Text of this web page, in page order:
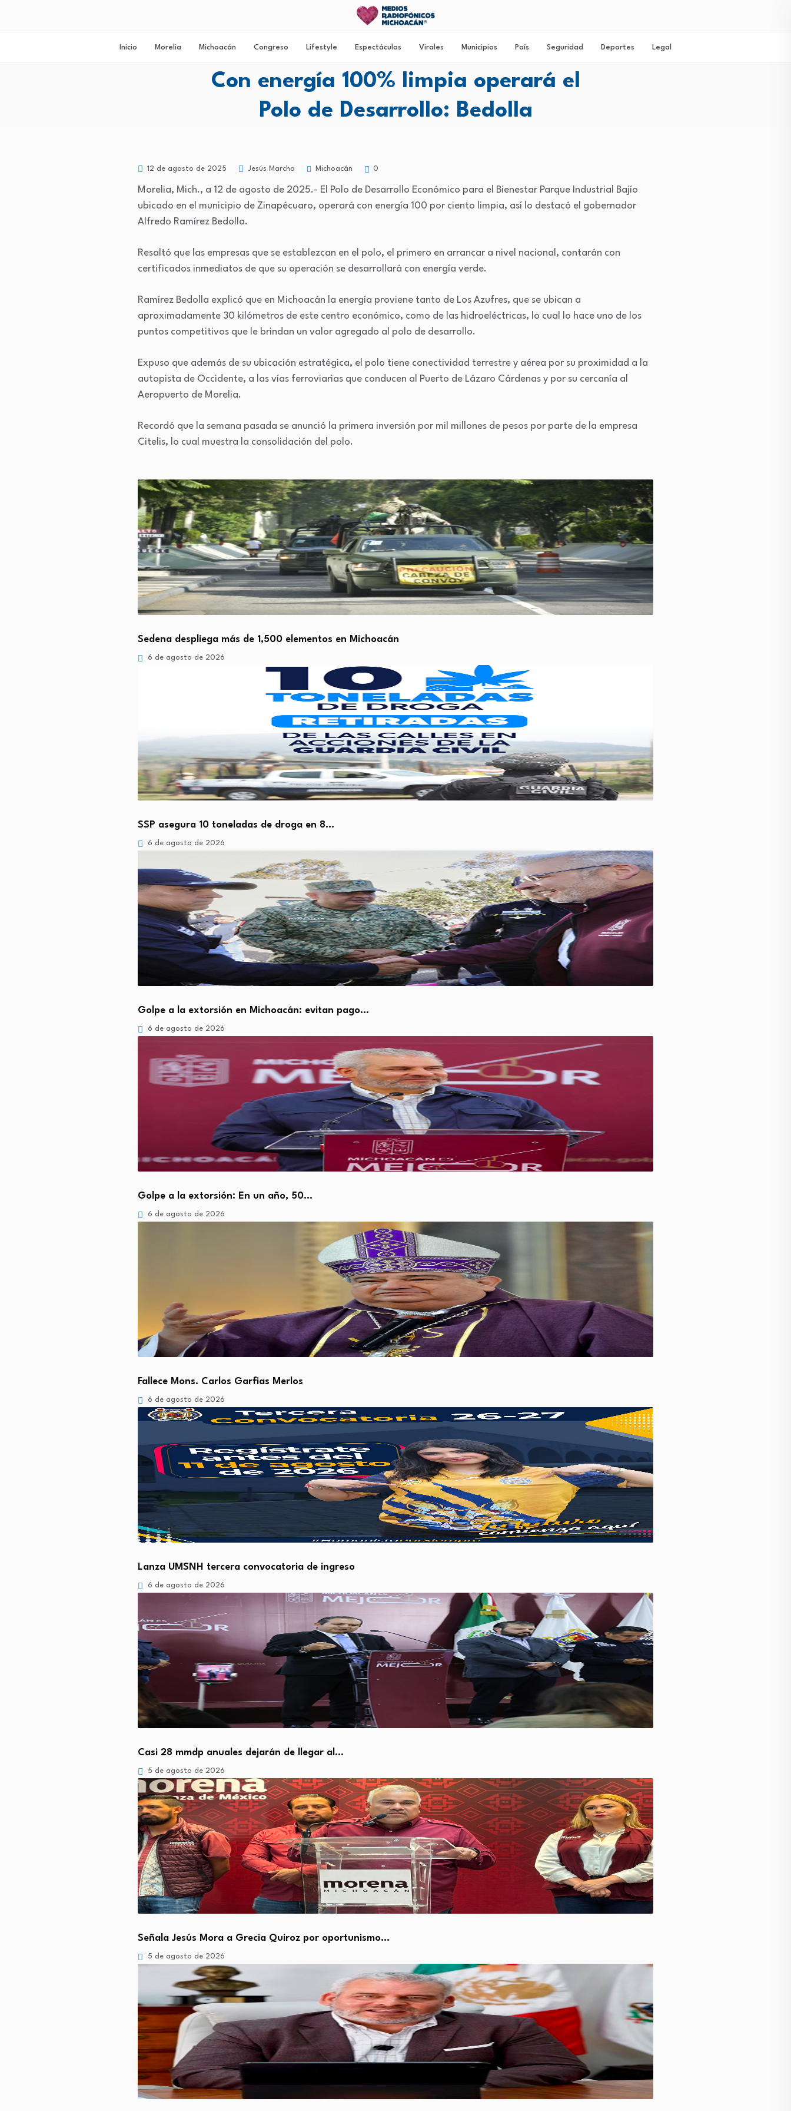
Inicio Morelia Michoacán Congreso Lifestyle Espectáculos Virales Municipios País Seguridad Deportes Legal
Con energía 100% limpia operará el
Polo de Desarrollo: Bedolla
12 de agosto de 2025 Jesús Marcha Michoacán 0
Morelia, Mich., a 12 de agosto de 2025.- El Polo de Desarrollo Económico para el Bienestar Parque Industrial Bajío
ubicado en el municipio de Zinapécuaro, operará con energía 100 por ciento limpia, así lo destacó el gobernador
Alfredo Ramírez Bedolla.
Resaltó que las empresas que se establezcan en el polo, el primero en arrancar a nivel nacional, contarán con
certificados inmediatos de que su operación se desarrollará con energía verde.
Ramírez Bedolla explicó que en Michoacán la energía proviene tanto de Los Azufres, que se ubican a
aproximadamente 30 kilómetros de este centro económico, como de las hidroeléctricas, lo cual lo hace uno de los
puntos competitivos que le brindan un valor agregado al polo de desarrollo.
Expuso que además de su ubicación estratégica, el polo tiene conectividad terrestre y aérea por su proximidad a la
autopista de Occidente, a las vías ferroviarias que conducen al Puerto de Lázaro Cárdenas y por su cercanía al
Aeropuerto de Morelia.
Recordó que la semana pasada se anunció la primera inversión por mil millones de pesos por parte de la empresa
Citelis, lo cual muestra la consolidación del polo.
Sedena despliega más de 1,500 elementos en Michoacán
6 de agosto de 2026
SSP asegura 10 toneladas de droga en 8…
6 de agosto de 2026
Golpe a la extorsión en Michoacán: evitan pago…
6 de agosto de 2026
Golpe a la extorsión: En un año, 50…
6 de agosto de 2026
Fallece Mons. Carlos Garfias Merlos
6 de agosto de 2026
Lanza UMSNH tercera convocatoria de ingreso
6 de agosto de 2026
Casi 28 mmdp anuales dejarán de llegar al…
5 de agosto de 2026
Señala Jesús Mora a Grecia Quiroz por oportunismo…
5 de agosto de 2026